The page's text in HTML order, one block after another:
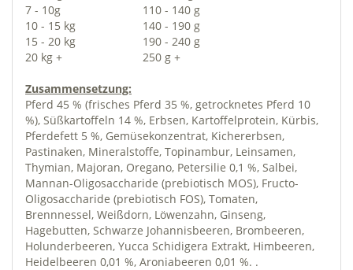
7 - 10g
110 - 140 g
10 - 15 kg
140 - 190 g
15 - 20 kg
190 - 240 g
20 kg +
250 g +
Zusammensetzung:
Pferd 45 % (frisches Pferd 35 %, getrocknetes Pferd 10
%), Süßkartoffeln 14 %, Erbsen, Kartoffelprotein, Kürbis,
Pferdefett 5 %, Gemüsekonzentrat, Kichererbsen,
Pastinaken, Mineralstoffe, Topinambur, Leinsamen,
Thymian, Majoran, Oregano, Petersilie 0,1 %, Salbei,
Mannan-Oligosaccharide (prebiotisch MOS), Fructo-
Oligosaccharide (prebiotisch FOS), Tomaten,
Brennnessel, Weißdorn, Löwenzahn, Ginseng,
Hagebutten, Schwarze Johannisbeeren, Brombeeren,
Holunderbeeren, Yucca Schidigera Extrakt, Himbeeren,
Heidelbeeren 0,01 %, Aroniabeeren 0,01 %. .